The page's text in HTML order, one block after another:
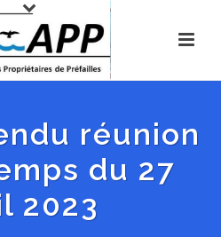
réunion
du 27
2023